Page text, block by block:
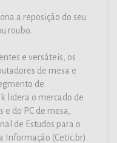
a reposição do seu
roubo.
e versáteis, os
de mesa e
de
lidera o mercado de
do PC de mesa,
de Estudos para o
Informação (Cetic.br).